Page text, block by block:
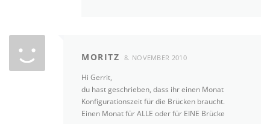
MORITZ 8. NOVEMBER 2010
Hi Gerrit,
du hast geschrieben, dass ihr einen Monat
Konfigurationszeit für die Brücken braucht.
Einen Monat für ALLE oder für EINE Brücke